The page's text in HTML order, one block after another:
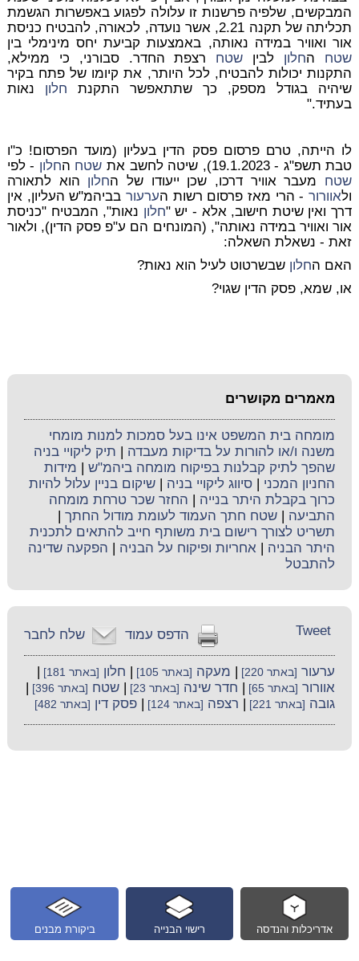
המבקשים, שלפיה פרשנות זו עלולה לפגוע באפשרות הגשמת
תכליתה של תקנה 2.21, אשר נועדה, לכאורה, להבטיח כניסת
אור ואוויר במידה נאותה, באמצעות קביעת יחס מינימלי בין
שטח החלון לבין שטח רצפת החדר. סבורני, כי ממילא,
התקנות יכולות להבטיח, לכל היותר, את קיומו של פתח בקיר
שיהיה בגודל מספק, כך שתתאפשר התקנת חלון נאות
בעתיד."
לו הייתה, טרם פרסום פסק הדין בעליון (מועד הפרסום! כ"ו
טבת תשפ"ג - 19.1.2023), שיטה לחשב את
שטח החלון - לפי
שטח מעבר אוויר דרכו, שכן ייעודו של החלון הוא לתאורה
ולאוורור- הרי מאז פרסום רשות הערעור בביהמ"ש העליון, אין
דרך ואין שיטת חישוב, אלא - יש "חלון נאות", המבטיח "כניסת
אור ואוויר במידה נאותה", (המונחים הם ע"פ פסק הדין), ולאור
זאת - נשאלת השאלה:
האם החלון שבשרטוט לעיל הוא נאות?
או, שמא, פסק הדין שגוי?
מאמרים מקושרים
מומחה בית המשפט אינו בעל סמכות למנות מומחי
משנה ו/או להורות על בדיקות מעבדה
תיק ליקויי בניה
שהפך לתיק קבלנות בפיקוח מומחה ביהמ"ש
מידות
החניון המכני |סיווג ליקויי בניה |שיקום בניין עלול להיות
כרוך בקבלת היתר בנייה
החזר שכר טרחת מומחה
התביעה |שטח חתך העמוד לעומת מודול החתך
תשריט לצורך רישום בית משותף חייב להתאים לתכנית
היתר הבניה |אחריות ופיקוח על הבניה
הפקעה שדינה
להתבטל
שלח לחבר הדפס עמוד Tweet
ערעור [באתר 220] מעקה [באתר 105] חלון [באתר 181]
אוורור [באתר 65] חדר שינה [באתר 23] |שטח [באתר 396]
גובה [באתר 221] רצפה [באתר 124] |פסק דין [באתר 482]
ביקורת מבנים רישוי הבנייה אדריכלות והנדסה